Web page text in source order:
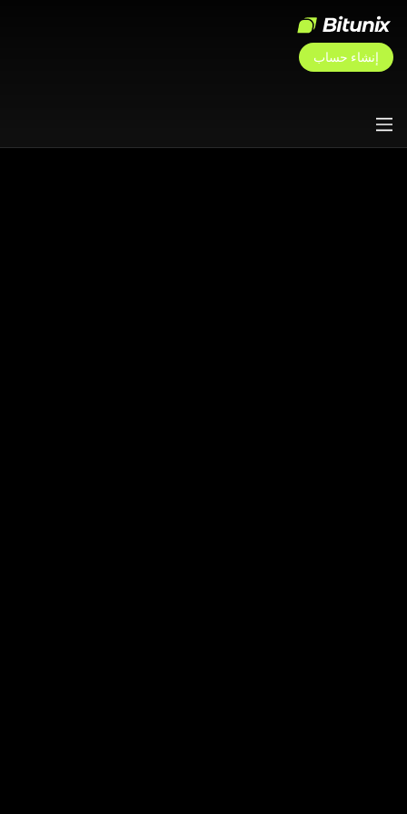
إنشاء حساب